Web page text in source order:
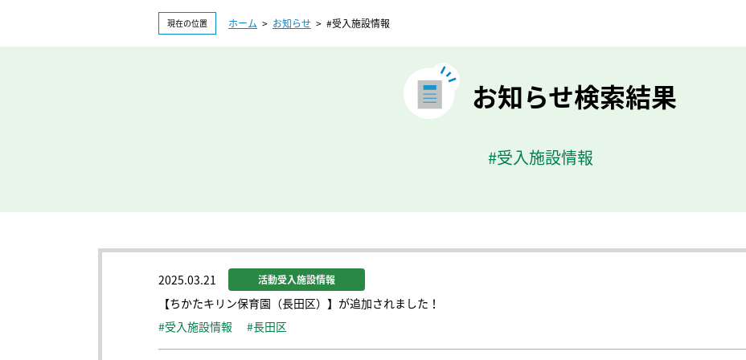
現在の位置 ホーム > お知らせ > #受入施設情報
お知らせ検索結果
#受入施設情報
2025.03.21 活動受入施設情報
【ちかたキリン保育園（長田区）】が追加されました！
#受入施設情報
#長田区